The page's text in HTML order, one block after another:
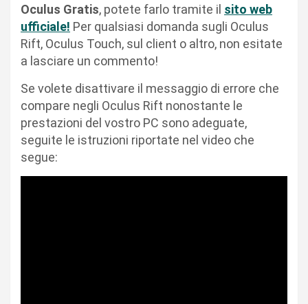
Oculus Gratis, potete farlo tramite il sito web
ufficiale! Per qualsiasi domanda sugli Oculus
Rift, Oculus Touch, sul client o altro, non esitate
a lasciare un commento!
Se volete disattivare il messaggio di errore che
compare negli Oculus Rift nonostante le
prestazioni del vostro PC sono adeguate,
seguite le istruzioni riportate nel video che
segue: